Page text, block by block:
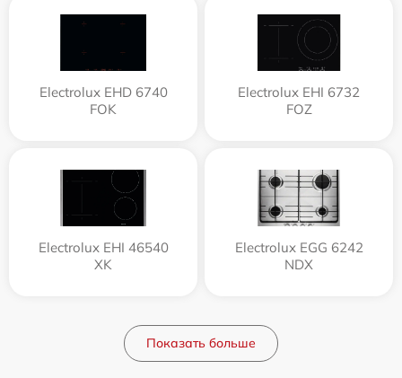
Electrolux EHD 6740
FOK
Electrolux EHI 6732
FOZ
Electrolux EHI 46540
XK
Electrolux EGG 6242
NDX
Показать больше